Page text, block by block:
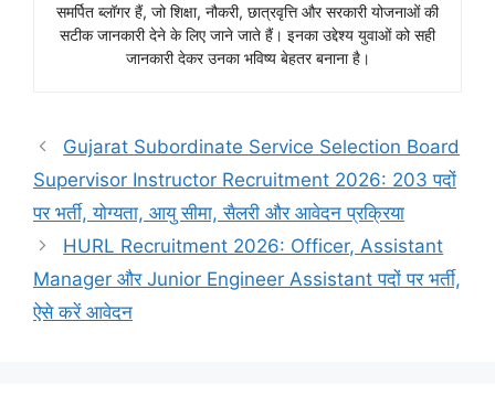
समर्पित ब्लॉगर हैं, जो शिक्षा, नौकरी, छात्रवृत्ति और सरकारी योजनाओं की
सटीक जानकारी देने के लिए जाने जाते हैं। इनका उद्देश्य युवाओं को सही
जानकारी देकर उनका भविष्य बेहतर बनाना है।
Gujarat Subordinate Service Selection Board
Supervisor Instructor Recruitment 2026: 203 पदों
पर भर्ती, योग्यता, आयु सीमा, सैलरी और आवेदन प्रक्रिया
HURL Recruitment 2026: Officer, Assistant
Manager और Junior Engineer Assistant पदों पर भर्ती,
ऐसे करें आवेदन